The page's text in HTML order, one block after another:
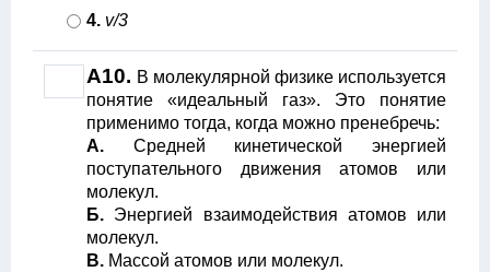
4. v/3
A10. В молекулярной физике используется
понятие «идеальный газ». Это понятие
применимо тогда, когда можно пренебречь:
A. Средней кинетической энергией
поступательного движения атомов или
молекул.
Б. Энергией взаимодействия атомов или
молекул.
B. Массой атомов или молекул.